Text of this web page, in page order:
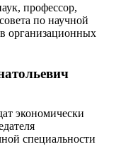
профессор,
по научной
организационных
экономически
специальности